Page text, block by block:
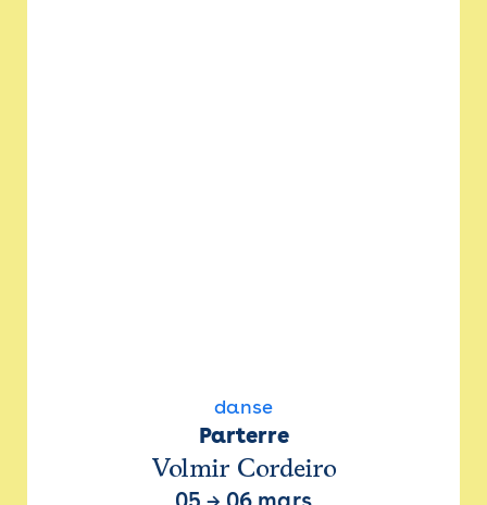
danse
Parterre
Volmir Cordeiro